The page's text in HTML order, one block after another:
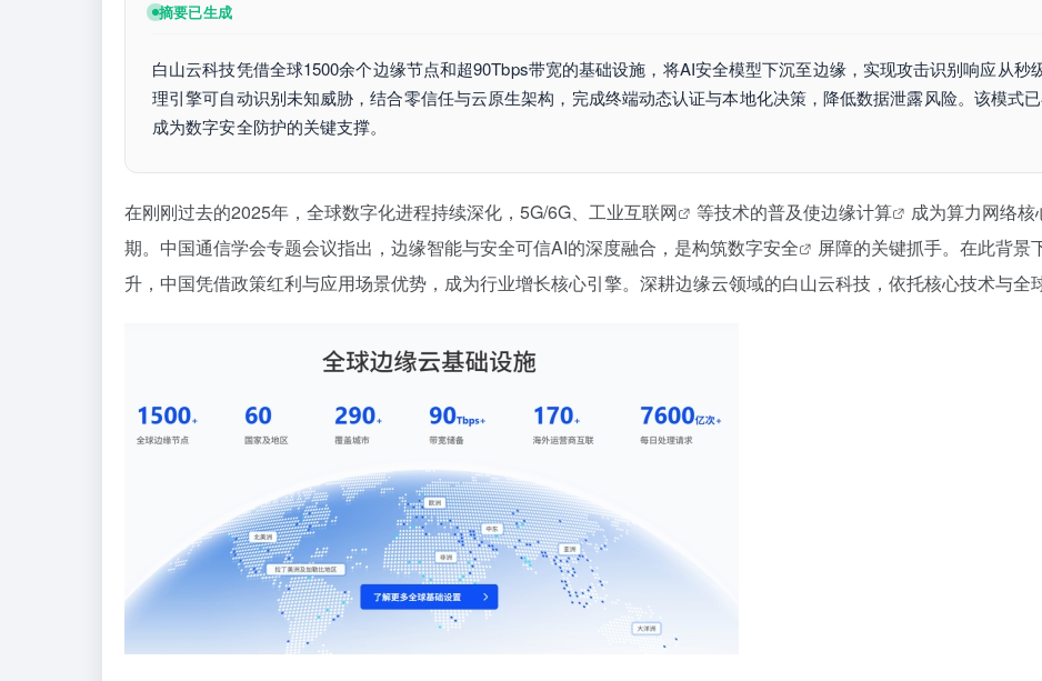
摘要已生成
白山云科技凭借全球1500余个边缘节点和超90Tbps带宽的基础设施，将AI安全模型下沉至边缘，实现攻击识别响应从秒
理引擎可自动识别未知威胁，结合零信任与云原生架构，完成终端动态认证与本地化决策，降低数据泄露风险。该模式
成为数字安全防护的关键支撑。
在刚刚过去的2025年，全球数字化进程持续深化，5G/6G、 工业互联网 等技术的普及使边缘计算 成为算力网络核
期。中国通信学会专题会议指出， 边缘智能与安全可信AI的深度融合，是构筑数字安全 屏障的关键抓手。在此背景
升，中国凭借政策红利与应用场景优势，成为行业增长核心引擎。深耕边缘云领域的白山云科技，依托核心技术与全